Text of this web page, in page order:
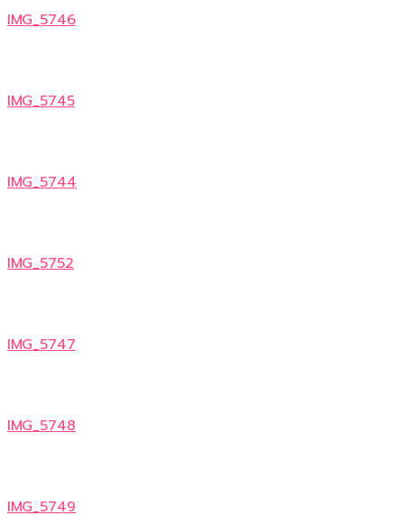
IMG_5746
IMG_5745
IMG_5744
IMG_5752
IMG_5747
IMG_5748
IMG_5749